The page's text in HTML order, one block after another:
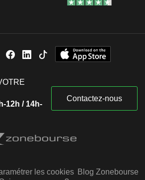
12h / 14h-
Contactez-nous
les cookies Blog Zonebourse